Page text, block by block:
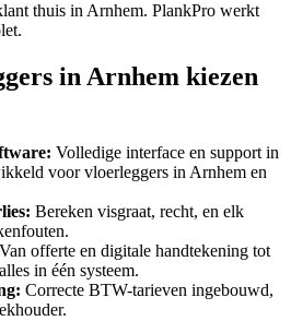
thuis in Arnhem. PlankPro werkt
in Arnhem kiezen
Volledige interface en support in
voor vloerleggers in Arnhem en
Bereken visgraat, recht, en elk
Van offerte en digitale handtekening tot
in één systeem.
Correcte BTW-tarieven ingebouwd,